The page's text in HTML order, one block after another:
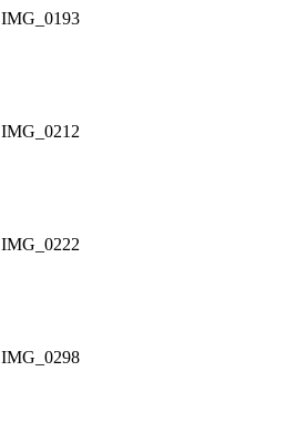
IMG_0193
IMG_0212
IMG_0222
IMG_0298